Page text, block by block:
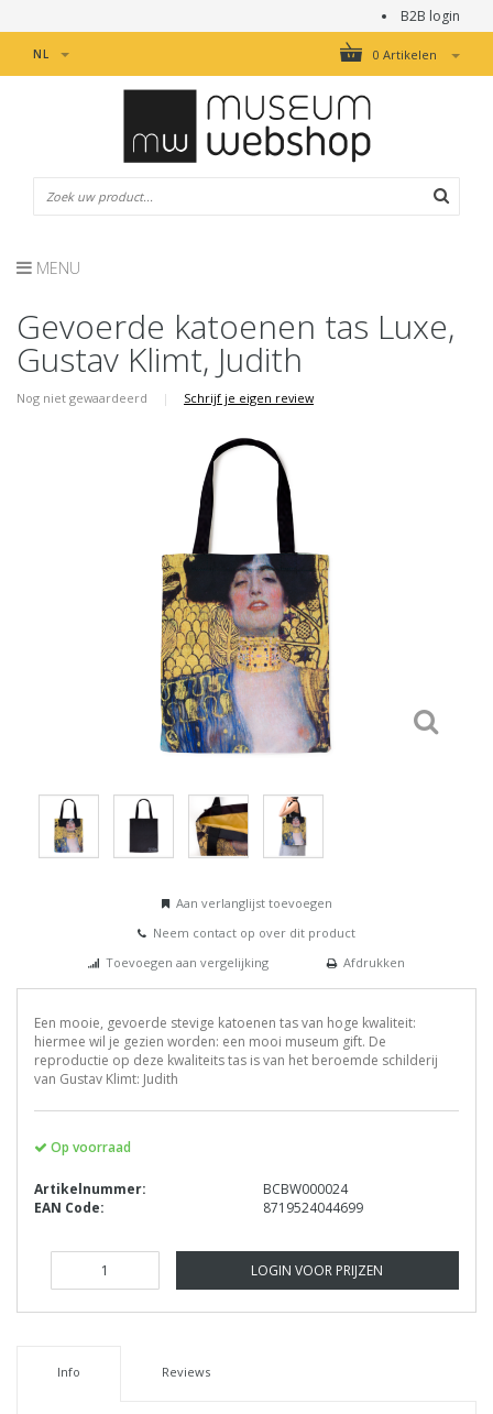
B2B login
0 Artikelen
NL
MENU
Gevoerde katoenen tas Luxe,
Gustav Klimt, Judith
Nog niet gewaardeerd | Schrijf je eigen review
Aan verlanglijst toevoegen
Neem contact op over dit product
Toevoegen aan vergelijking
Afdrukken
Een mooie, gevoerde stevige katoenen tas van hoge kwaliteit:
hiermee wil je gezien worden: een mooi museum gift. De
reproductie op deze kwaliteits tas is van het beroemde schilderij
van Gustav Klimt: Judith
Op voorraad
Artikelnummer:
BCBW000024
EAN Code:
8719524044699
LOGIN VOOR PRIJZEN
Info Reviews